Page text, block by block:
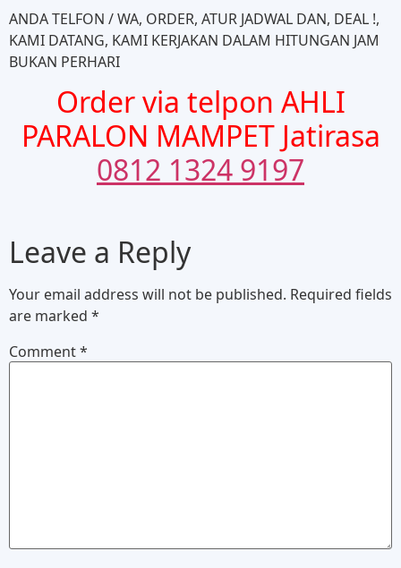
ANDA TELFON / WA, ORDER, ATUR JADWAL DAN, DEAL !,
KAMI DATANG, KAMI KERJAKAN DALAM HITUNGAN JAM
BUKAN PERHARI
Order via telpon AHLI
PARALON MAMPET Jatirasa
0812 1324 9197
Leave a Reply
Your email address will not be published. Required fields
are marked *
Comment*